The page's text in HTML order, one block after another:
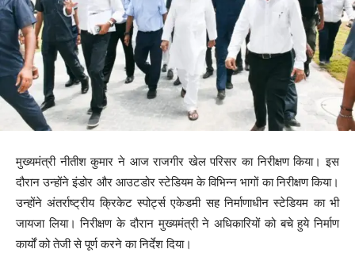
मुख्यमंत्री नीतीश कुमार ने आज राजगीर खेल परिसर का निरीक्षण किया। इस
दौरान उन्होंने इंडोर और आउटडोर स्टेडियम के विभिन्न भागों का निरीक्षण किया।
उन्होंने अंतर्राष्ट्रीय क्रिकेट स्पोर्ट्स एकेडमी सह निर्माणाधीन स्टेडियम का भी
जायजा लिया। निरीक्षण के दौरान मुख्यमंत्री ने अधिकारियों को बचे हुये निर्माण
कार्यों को तेजी से पूर्ण करने का निर्देश दिया।